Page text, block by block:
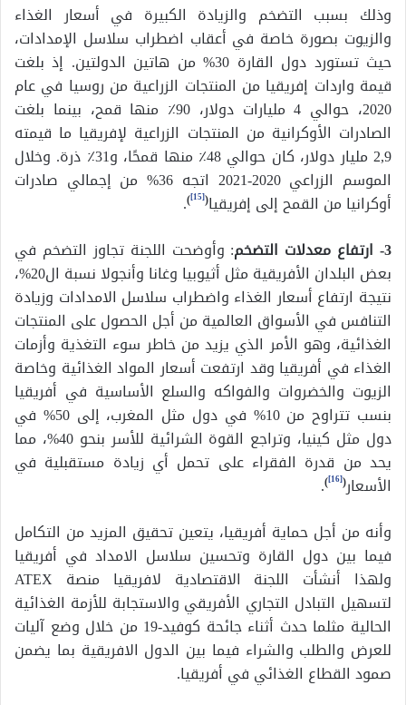
وذلك بسبب التضخم والزيادة الكبيرة في أسعار الغذاء
والزيوت بصورة خاصة في أعقاب اضطراب سلاسل الإمدادات،
حيث تستورد دول القارة 30% من هاتين الدولتين. إذ بلغت
قيمة واردات إفريقيا من المنتجات الزراعية من روسيا في عام
2020، حوالي 4 مليارات دولار، 90٪ منها قمح، بينما بلغت
الصادرات الأوكرانية من المنتجات الزراعية لإفريقيا ما قيمته
2,9 مليار دولار، كان حوالي 48٪ منها قمحًا، و31٪ ذرة. وخلال
الموسم الزراعي 2020-2021 اتجه 36% من إجمالي صادرات
أوكرانيا من القمح إلى إفريقيا(
[15]
)
.
3- ارتفاع معدلات التضخم
: وأوضحت اللجنة تجاوز التضخم في
بعض البلدان الأفريقية مثل أثيوبيا وغانا وأنجولا نسبة ال20%،
نتيجة ارتفاع أسعار الغذاء واضطراب سلاسل الامدادات وزيادة
التنافس في الأسواق العالمية من أجل الحصول على المنتجات
الغذائية، وهو الأمر الذي يزيد من خاطر سوء التغذية وأزمات
الغذاء في أفريقيا وقد ارتفعت أسعار المواد الغذائية وخاصة
الزيوت والخضروات والفواكه والسلع الأساسية في أفريقيا
بنسب تتراوح من 10% في دول مثل المغرب، إلى 50% في
دول مثل كينيا، وتراجع القوة الشرائية للأسر بنحو 40%، مما
يحد من قدرة الفقراء على تحمل أي زيادة مستقبلية في
الأسعار(
[16]
)
.
وأنه من أجل حماية أفريقيا، يتعين تحقيق المزيد من التكامل
فيما بين دول القارة وتحسين سلاسل الامداد في أفريقيا
ولهذا أنشأت اللجنة الاقتصادية لافريقيا منصة ATEX
لتسهيل التبادل التجاري الأفريقي والاستجابة للأزمة الغذائية
الحالية مثلما حدث أثناء جائحة كوفيد-19 من خلال وضع آليات
للعرض والطلب والشراء فيما بين الدول الافريقية بما يضمن
صمود القطاع الغذائي في أفريقيا.